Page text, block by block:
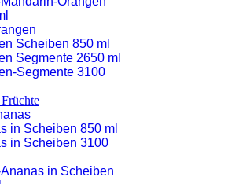
Scheiben 850 ml
Segmente 2650 ml
Segmente 3100
in Scheiben 850 ml
in Scheiben 3100
in Scheiben